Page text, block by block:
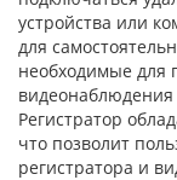
устройства или
для
необходимые для
Регистратор
что позволит
регистратора и